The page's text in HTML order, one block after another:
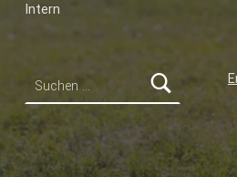
Intern